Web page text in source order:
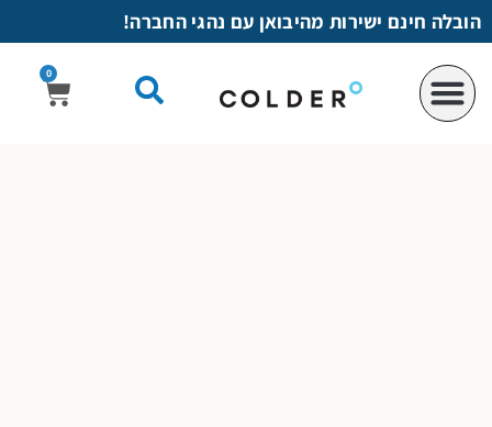
לתוכן
הובלה חינם ישירות מהיבואן עם נהגי החברה!
0